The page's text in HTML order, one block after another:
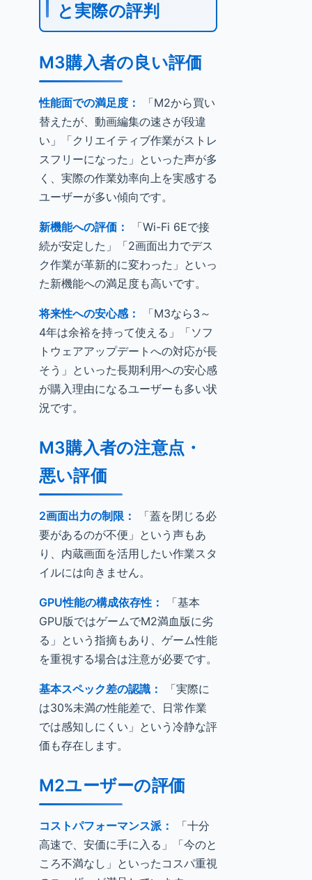
と実際の評判
M3購入者の良い評価
性能面での満足度：
「M2から買い
替えたが、動画編集の速さが段違
い」「クリエイティブ作業がストレ
スフリーになった」といった声が多
く、実際の作業効率向上を実感する
ユーザーが多い傾向です。
新機能への評価：
「Wi-Fi 6Eで接
続が安定した」「2画面出力でデス
ク作業が革新的に変わった」といっ
た新機能への満足度も高いです。
将来性への安心感：
「M3なら3～
4年は余裕を持って使える」「ソフ
トウェアアップデートへの対応が長
そう」といった長期利用への安心感
が購入理由になるユーザーも多い状
況です。
M3購入者の注意点・
悪い評価
2画面出力の制限：
「蓋を閉じる必
要があるのが不便」という声もあ
り、内蔵画面を活用したい作業スタ
イルには向きません。
GPU性能の構成依存性：
「基本
GPU版ではゲームでM2満血版に劣
る」という指摘もあり、ゲーム性能
を重視する場合は注意が必要です。
基本スペック差の認識：
「実際に
は30%未満の性能差で、日常作業
では感知しにくい」という冷静な評
価も存在します。
M2ユーザーの評価
コストパフォーマンス派：
「十分
高速で、安価に手に入る」「今のと
ころ不満なし」といったコスパ重視